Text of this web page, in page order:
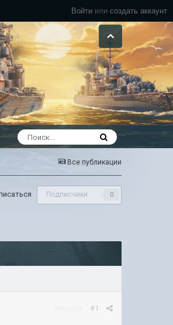
Войти или создать аккаунт
Все публикации
Подписчики 0
#1